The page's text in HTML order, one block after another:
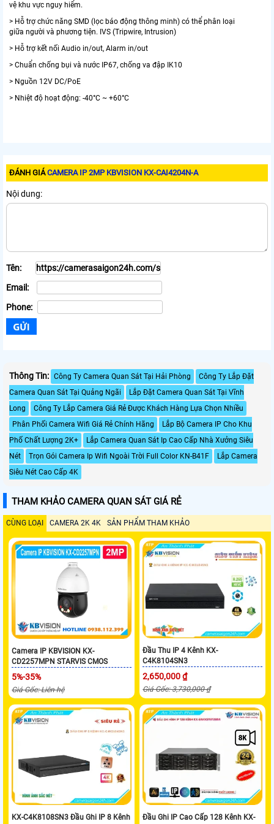
vệ khu vực nguy hiểm.
> Hỗ trợ chức năng SMD (lọc báo động thông minh) có thể phân loại
giữa người và phương tiện. IVS (Tripwire, Intrusion)
> Hỗ trợ kết nối Audio in/out, Alarm in/out
> Chuẩn chống bụi và nước IP67, chống va đập IK10
> Nguồn 12V DC/PoE
> Nhiệt độ hoạt động: -40°C ~ +60°C
ĐÁNH GIÁCAMERA IP 2MP KBVISION KX-CAI4204N-A
Nội dung:
Tên:
Email:
Phone:
Thông Tin: Công Ty Camera Quan Sát Tại Hải Phòng
Công Ty Lắp Đặt
Camera Quan Sát Tại Quảng Ngãi
Lắp Đặt Camera Quan Sát Tại Vĩnh
Long
Công Ty Lắp Camera Giá Rẻ Được Khách Hàng Lựa Chọn Nhiều
Phân Phối Camera Wifi Giá Rẻ Chính Hãng
Lắp Bộ Camera IP Cho Khu
Phố Chất Lượng 2K+
Lắp Camera Quan Sát Ip Cao Cấp Nhà Xưởng Siêu
Nét
Trọn Gói Camera Ip Wifi Ngoài Trời Full Color KN-B41F
Lắp Camera
Siêu Nét Cao Cấp 4K
THAM KHẢO CAMERA QUAN SÁT GIÁ RẺ
CÙNG LOẠI CAMERA 2K 4K SẢN PHẨM THAM KHẢO
Camera IP KBVISION KX-
CD2257MPN STARVIS CMOS
5%-35%
Giá Gốc: Liên hệ
Đầu Thu IP 4 Kênh KX-
C4K8104SN3
2,650,000 ₫
Giá Gốc: 3,730,000 ₫
KX-C4K8108SN3 Đầu Ghi IP 8 Kênh
Đầu Ghi IP Cao Cấp 128 Kênh KX-